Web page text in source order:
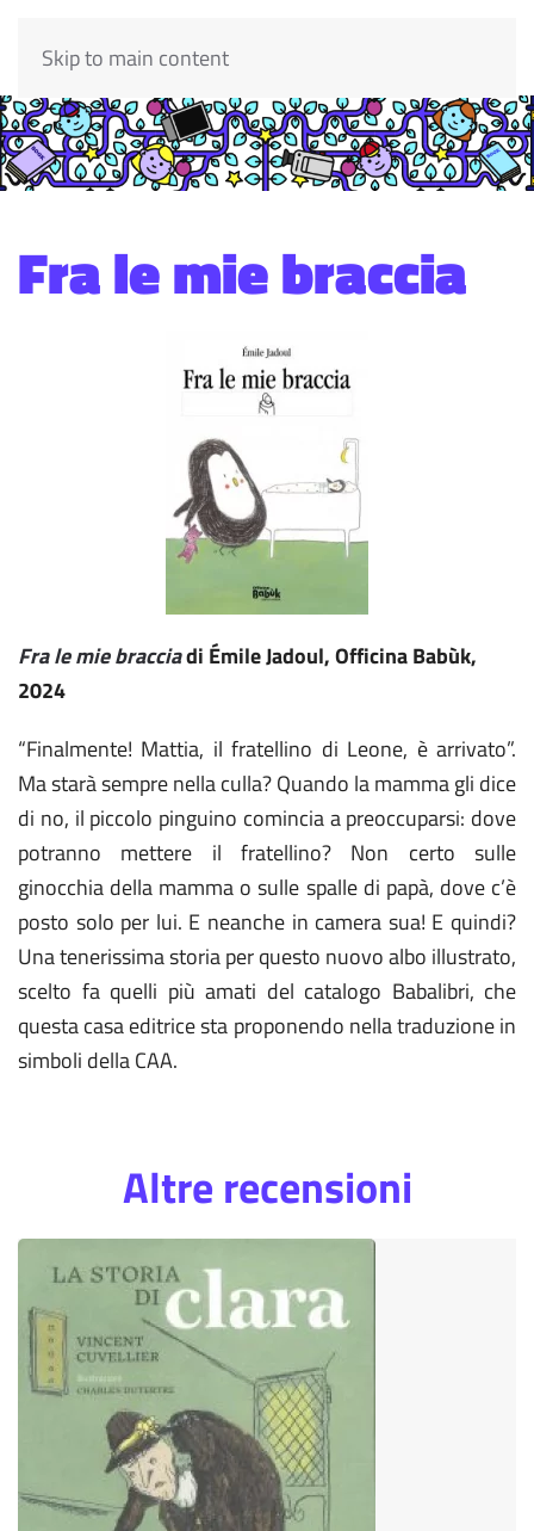
Skip to main content
Fra le mie braccia
Fra le mie bracciadi Émile Jadoul, Officina Babùk,
2024
“Finalmente! Mattia, il fratellino di Leone, è arrivato”.
Ma starà sempre nella culla? Quando la mamma gli dice
di no, il piccolo pinguino comincia a preoccuparsi: dove
potranno mettere il fratellino? Non certo sulle
ginocchia della mamma o sulle spalle di papà, dove c’è
posto solo per lui. E neanche in camera sua! E quindi?
Una tenerissima storia per questo nuovo albo illustrato,
scelto fa quelli più amati del catalogo Babalibri, che
questa casa editrice sta proponendo nella traduzione in
simboli della CAA.
Altre recensioni